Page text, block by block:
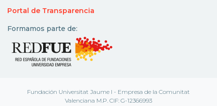
Portal de Transparencia
Formamos parte de:
Fundación Universitat Jaume I - Empresa de la Comunitat
Valenciana M.P. CIF: G-12366993